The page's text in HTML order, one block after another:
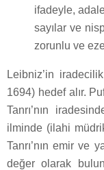
ifadeyle,
sayılar ve
zorunlu ve
Leibniz’in
1694) hedef alır.
Tanrı’nın
ilminde (ilahi
Tanrı’nın emir ve
değer olarak